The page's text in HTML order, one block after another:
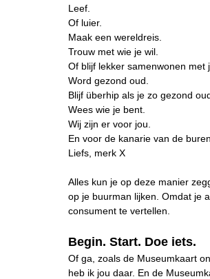
Leef.
Of luier.
Maak een wereldreis.
Trouw met wie je wil.
Of blijf lekker samenwonen met
Word gezond oud.
Blijf überhip als je zo gezond
Wees wie je bent.
Wij zijn er voor jou.
En voor de kanarie van de buren.
Liefs, merk X
Alles kun je op deze manier
op je buurman lijken. Omdat je
consument te vertellen.
Begin. Start. Doe iets.
Of ga, zoals de Museumkaart
heb ik jou daar. En de